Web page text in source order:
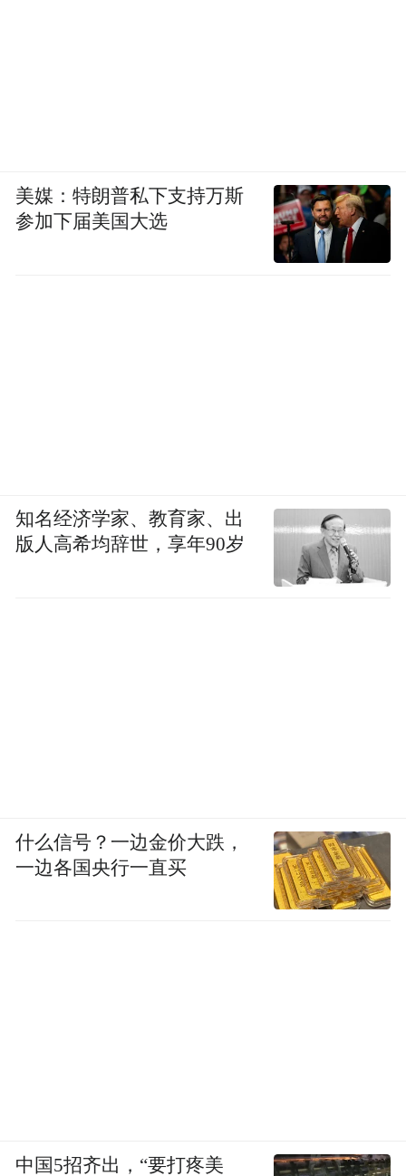
美媒：特朗普私下支持万斯
参加下届美国大选
知名经济学家、教育家、出
版人高希均辞世，享年90岁
什么信号？一边金价大跌，
一边各国央行一直买
中国5招齐出，“要打疼美